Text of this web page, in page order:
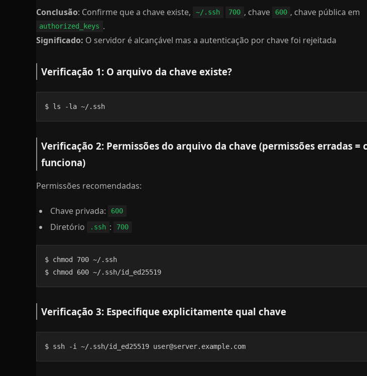
Conclusão: Confirme que a chave existe, ~/.ssh 700 , chave 600 , chave pública em
authorized_keys .
Significado: O servidor é alcançável mas a autenticação por chave foi rejeitada
Verificação 1: O arquivo da chave existe?
$ ls -la ~/.ssh
Verificação 2: Permissões do arquivo da chave (permissões erradas =
funciona)
Permissões recomendadas:
Chave privada: 600
Diretório .ssh : 700
$ chmod 700 ~/.ssh
$ chmod 600 ~/.ssh/id_ed25519
Verificação 3: Especifique explicitamente qual chave
$ ssh -i ~/.ssh/id_ed25519 user@server.example.com